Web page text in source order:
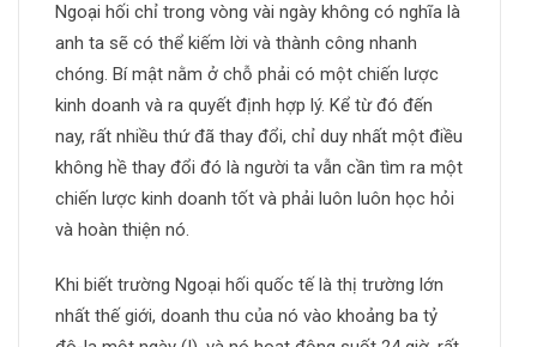
Ngoại hối chỉ trong vòng vài ngày không có nghĩa là
anh ta sẽ có thể kiếm lời và thành công nhanh
chóng. Bí mật nằm ở chỗ phải có một chiến lược
kinh doanh và ra quyết định hợp lý. Kể từ đó đến
nay, rất nhiều thứ đã thay đổi, chỉ duy nhất một điều
không hề thay đổi đó là người ta vẫn cần tìm ra một
chiến lược kinh doanh tốt và phải luôn luôn học hỏi
và hoàn thiện nó.
Khi biết trường Ngoại hối quốc tế là thị trường lớn
nhất thế giới, doanh thu của nó vào khoảng ba tỷ